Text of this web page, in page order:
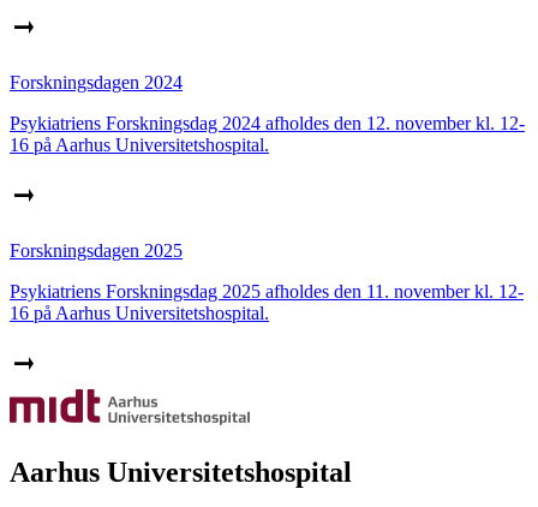
Forskningsdagen 2024
Psykiatriens Forskningsdag 2024 afholdes den 12. november kl. 12-
16 på Aarhus Universitetshospital.
Forskningsdagen 2025
Psykiatriens Forskningsdag 2025 afholdes den 11. november kl. 12-
16 på Aarhus Universitetshospital.
Aarhus Universitetshospital